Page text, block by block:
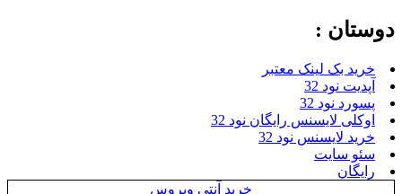
دوستان :
خرید بک لینک معتبر
آپدیت نود 32
پسورد نود 32
اوکلی لایسنس رایگان نود 32
خرید لایسنس نود 32
سئو سایت
رایگان
خرید آنتی ویروس